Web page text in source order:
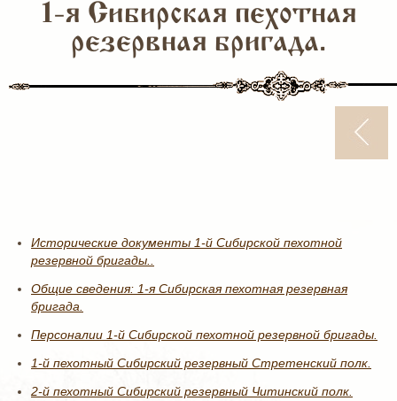
1-я Сибирская пехотная
резервная бригада.
Исторические документы 1-й Сибирской пехотной
резервной бригады..
Общие сведения: 1-я Сибирская пехотная резервная
бригада.
Персоналии 1-й Сибирской пехотной резервной бригады.
1-й пехотный Сибирский резервный Стретенский полк.
2-й пехотный Сибирский резервный Читинский полк.